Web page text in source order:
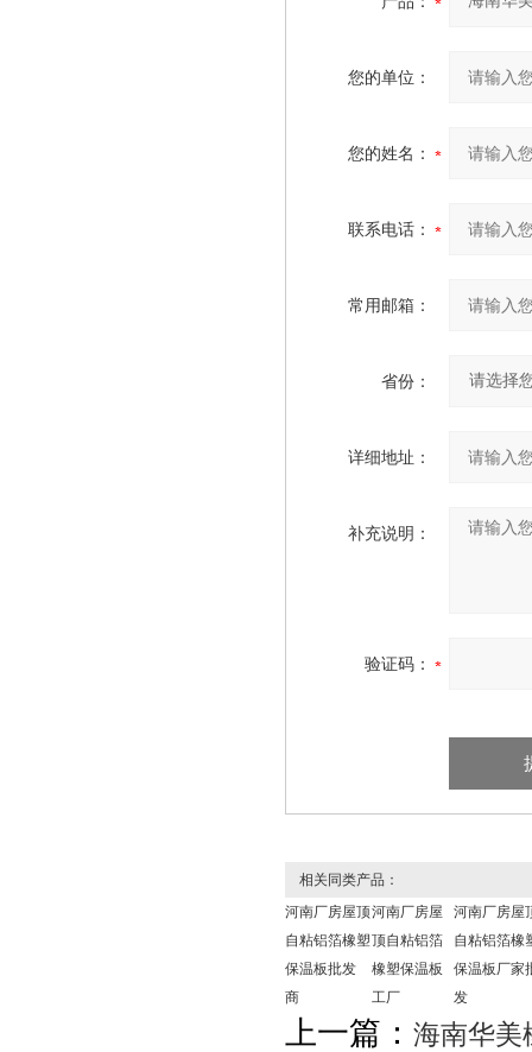
您的单位：
您的姓名：
联系电话：
常用邮箱：
省份：
详细地址：
补充说明：
验证码：
相关同类产品：
河南厂房屋顶
自粘铝箔橡塑
保温板批发
商
河南厂房屋
顶自粘铝箔
橡塑保温板
工厂
河南厂房屋
自粘铝箔橡
保温板厂家
发
上一篇： 海南华美